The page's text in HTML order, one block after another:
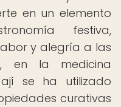
en un elemento
festiva,
y alegría a las
en la medicina
se ha utilizado
curativas